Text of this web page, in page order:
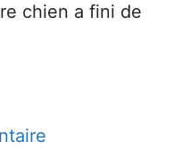
chien a fini de